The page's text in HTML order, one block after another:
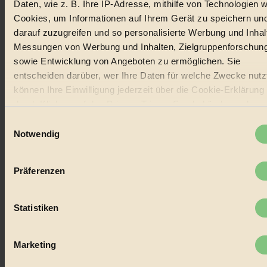
Daten, wie z. B. Ihre IP-Adresse, mithilfe von Technologien
Cookies, um Informationen auf Ihrem Gerät zu speichern
darauf zuzugreifen und so personalisierte Werbung und
Messungen von Werbung und Inhalten,
sowie Entwicklung von Angeboten zu ermöglichen. Sie
entscheiden darüber, wer Ihre Daten für welche Zwecke
können Ihre Einwilligung jederzeit über die Cookie-Erklärung
durch Klicken auf das Privacy Trigger Symbol ändern oder
Informationen über Ihre geografische Lage erfassen,
welche bis auf einige Meter genau sein können
Merkmalen (Fingerprinting) identifizieren
Einzelheiten
Notwendig
Präferenzen
Statistiken
Marketing